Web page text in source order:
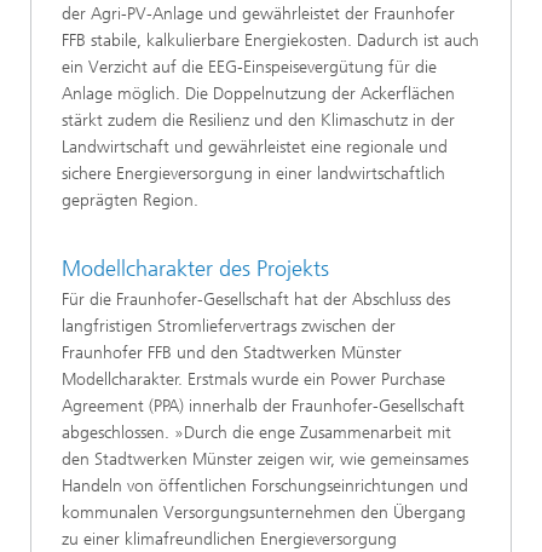
der Agri-PV-Anlage und gewährleistet der Fraunhofer
FFB stabile, kalkulierbare Energiekosten. Dadurch ist auch
ein Verzicht auf die EEG-Einspeisevergütung für die
Anlage möglich. Die Doppelnutzung der Ackerflächen
stärkt zudem die Resilienz und den Klimaschutz in der
Landwirtschaft und gewährleistet eine regionale und
sichere Energieversorgung in einer landwirtschaftlich
geprägten Region.
Modellcharakter des Projekts
Für die Fraunhofer-Gesellschaft hat der Abschluss des
langfristigen Stromliefervertrags zwischen der
Fraunhofer FFB und den Stadtwerken Münster
Modellcharakter. Erstmals wurde ein Power Purchase
Agreement (PPA) innerhalb der Fraunhofer-Gesellschaft
abgeschlossen. »Durch die enge Zusammenarbeit mit
den Stadtwerken Münster zeigen wir, wie gemeinsames
Handeln von öffentlichen Forschungseinrichtungen und
kommunalen Versorgungsunternehmen den Übergang
zu einer klimafreundlichen Energieversorgung